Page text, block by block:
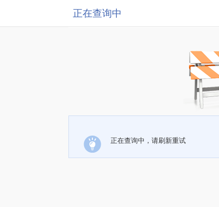
正在查询中
正在查询中，请刷新重试